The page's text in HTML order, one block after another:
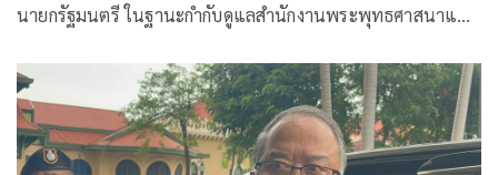
นายกรัฐมนตรี ในฐานะกำกับดูแลสำนักงานพระพุทธศาสนาแห่ง